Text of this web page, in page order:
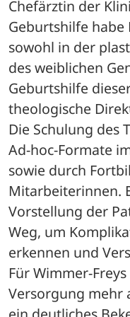
Chefärztin der
Geburtshilfe habe
sowohl in der
des weiblichen
Geburtshilfe
theologische
Die Schulung des
Ad-hoc-Formate
sowie durch
Mitarbeiterinnen.
Vorstellung der
Weg, um
erkennen und
Für Wimmer-
Versorgung mehr